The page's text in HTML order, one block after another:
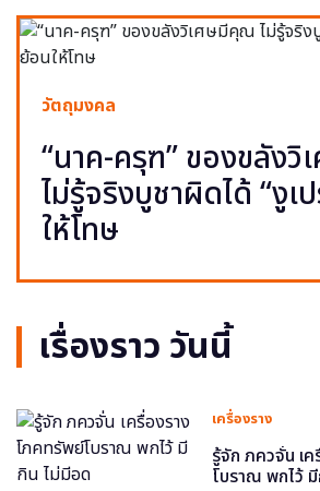
วัตถุมงคล
“นาค-ครุฑ” ของขลัง
ไม่รู้จริงบูชาผิดได้ “งูเ
ให้โทษ
เรื่องราว วันนี้
เครื่องราง
รู้จัก ภควจั่น เ
โบราณ พกไว้